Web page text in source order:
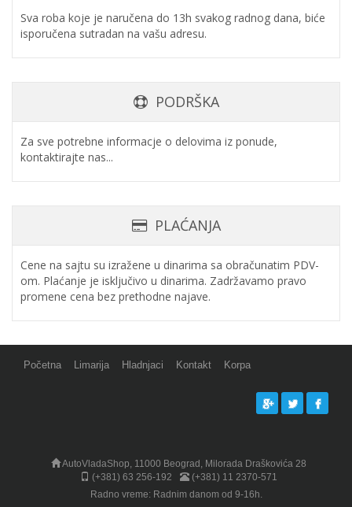
Sva roba koje je naručena do 13h svakog radnog dana, biće
isporučena sutradan na vašu adresu.
PODRŠKA
Za sve potrebne informacje o delovima iz ponude,
kontaktirajte nas...
PLAĆANJA
Cene na sajtu su izražene u dinarima sa obračunatim PDV-
om. Plaćanje je isključivo u dinarima. Zadržavamo pravo
promene cena bez prethodne najave.
Početna Limarija Hladnjaci Kontakt Korpa
AutoVladaShop, 11000 Beograd, Milorada Draškovića 28
(+381) 63 256-192
(+381) 11 2370-571
Radno vreme: Radnim danom od 9-16h.